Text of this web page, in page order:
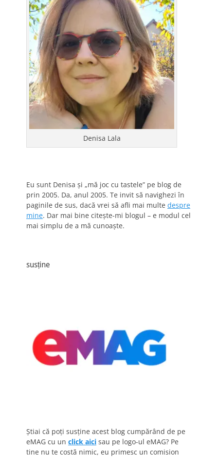
Denisa Lala
Eu sunt Denisa și „mă joc cu tastele” pe blog de
prin 2005. Da, anul 2005. Te invit să navighezi în
paginile de sus, dacă vrei să afli mai multe despre
mine. Dar mai bine citește-mi blogul – e modul cel
mai simplu de a mă cunoaște.
susține
Știai că poți susține acest blog cumpărând de pe
eMAG cu un click aici sau pe logo-ul eMAG? Pe
tine nu te costă nimic, eu primesc un comision